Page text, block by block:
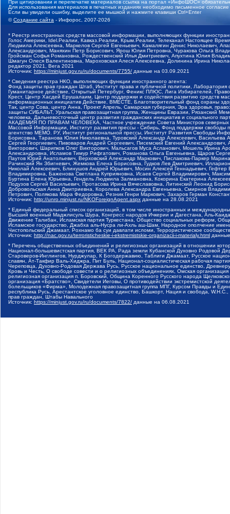
При цитировании и перепечатке материалов ссылка на портал «ИнфоШОС»
Для использования материалов в печатных изданиях необходимо письменное
Если вы увидели ошибку, выделите ее мышкой и нажмите клавиши Ctrl+Enter
©Создание сайта - Инфорос, 2007-2026
* Реестр иностранных средств массовой информации, выполняющих функции
Голос Америки, Idel.Реалии, Кавказ.Реалии, Крым.Реалии, Телеканал Настоящее
Людмила Алексеевна, Маркелов Сергей Евгеньевич, Камалягин Денис Николаевич,
Александрович, Маняхин Петр Борисович, Ярош Юлия Петровна, Чуракова Ольга
Гройсман Софья Романовна, Рождественский Илья Дмитриевич, Апухтина Юлия
Шмагун Олеся Валентиновна, Мароховская Алеся Алексеевна, Долинина Ирина
редактор 2021, Вега 2021
Источник: https://minjust.gov.ru/ru/documents/7755/ данные на 03.09.2021
* Сведения реестра НКО, выполняющих функции иностранного агента:
Фонд защиты прав граждан Штаб, Институт права и публичной политики,
Гуманитарное действие, Открытый Петербург, Феникс ПЛЮС, Лига Избирателей,
Крест, Центр Хасдей Ерушалаим, Центр поддержки и содействия развитию средств
информационных инициатив Действие, ВМЕСТЕ, Благотворительный фонд охраны
Так, центр Сова, центр Анна, Проект Апрель, Самарская губерния, Эра здоровья,
защиты СИБАЛЬТ, Уральская правозащитная группа, Женщины Евразии, Рязанский
человека, Дальневосточный центр развития гражданских инициатив и социального
АКАДЕМИЯ ПО ПРАВАМ ЧЕЛОВЕКА, Частное учреждение Совета Министров северных
Массовой Информации, Институт развития прессы - Сибирь, Фонд поддержки
агентство МЕМО. РУ, Институт региональной прессы, Институт Развития Свободы
Борисовна, Таранова Юлия Николаевна, Туровский Александр Алексеевич,
Сергей Георгиевич, Пивоваров Андрей Сергеевич, Писемский Евгений
Викторович, Шарипков Олег Викторович, Мальсагов Муса Асланович, Мошель Ирина
Александровна, Исламов Тимур Рифгатович, Романова Ольга Евгеньевна, Щаров
Паутов Юрий Анатольевич, Верховский Александр Маркович, Пислакова-Паркер
Рачинский Ян Збигневич, Жемкова Елена Борисовна, Гудков Лев Дмитриевич,
Николай Алексеевич, Блинушов Андрей Юрьевич, Мосин Алексей Геннадьевич,
Владимировна, Баженова Светлана Куприяновна, Исаев Сергей Владимирович,
Буртина Елена Юрьевна, Гендель Людмила Залмановна, Кокорина Екатерина
Подузов Сергей Васильевич, Протасова Ирина Вячеславовна, Литинский Леонид
Добровольская Анна Дмитриевна, Королева Александра Евгеньевна, Смирнов
Петрович, Полякова Мара Федоровна, Резник Генри Маркович, Захаров Герман
Источник: http://unro.minjust.ru/NKOForeignAgent.aspx данные на 28.08.2021
* Единый федеральный список организаций, в том числе иностранных и
Высший военный Маджлисуль Шура, Конгресс народов Ичкерии и Дагестана, Аль-
Движение Талибан, Исламская партия Туркестана, Общество социальных реформ,
Исламское государство, Джабха аль-Нусра ли-Ахль аш-Шам, Народное ополчение
Чистопольский Джамаат, Рохнамо ба суи давлати исломи, Террористическое
Источник: http://nac.gov.ru/terroristicheskie-i-ekstremistskie-organizacii-i-materialy.html
* Перечень общественных объединений и религиозных организаций в отношении
Национал-большевистская партия, ВЕК РА, Рада земли Кубанской Духовно Родовой
Староверов-Инглингов, Нурджулар, К Богодержавию, Таблиги Джамаат, Русское
славян, Ат-Такфир Валь-Хиджра, Пит Буль, Национал-социалистическая рабочая
Череповца, Духовно-Родовая Держава Русь, Русское национальное единство,
Кровь и Честь, О свободе совести и о религиозных объединениях, Омская
религиозная организация п. Боровский, Община Коренного Русского народа
организация «Братство», Свидетели Иеговы, О противодействии экстремистской
болельщиков «Фирма», Молодежная правозащитная группа МПГ, Курсом Правды и
республика Русь, Арестантское уголовное единство, Башкорт, Нация и свобода,
прав граждан, Штабы Навального
Источник: https://minjust.gov.ru/ru/documents/7822/ данные на 06.08.2021